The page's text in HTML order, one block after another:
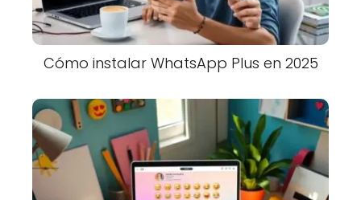
Cómo instalar WhatsApp Plus en 2025